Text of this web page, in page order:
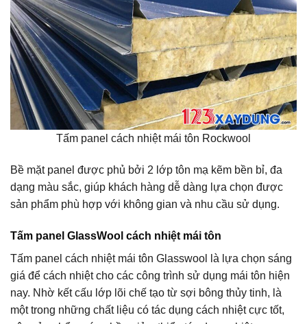
Tấm panel cách nhiệt mái tôn Rockwool
Bề mặt panel được phủ bởi 2 lớp tôn mạ kẽm bền bỉ, đa
dạng màu sắc, giúp khách hàng dễ dàng lựa chọn được
sản phẩm phù hợp với không gian và nhu cầu sử dụng.
Tấm panel GlassWool cách nhiệt mái tôn
Tấm panel cách nhiệt mái tôn Glasswool là lựa chọn sáng
giá để cách nhiệt cho các công trình sử dụng mái tôn hiện
nay. Nhờ kết cấu lớp lõi chế tạo từ sợi bông thủy tinh, là
một trong những chất liệu có tác dụng cách nhiệt cực tốt,